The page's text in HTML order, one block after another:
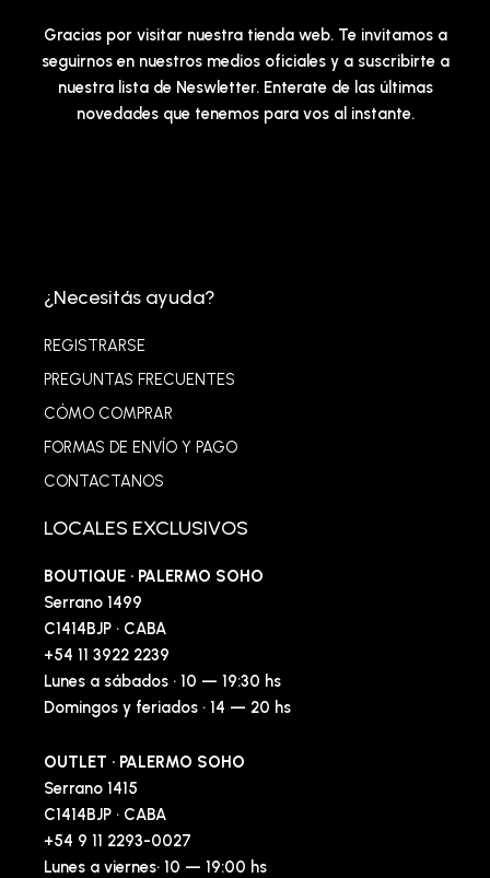
Gracias por visitar nuestra tienda web. Te invitamos a
seguirnos en nuestros medios oficiales y a suscribirte a
nuestra lista de Neswletter. Enterate de las últimas
novedades que tenemos para vos al instante.
¿Necesitás ayuda?
REGISTRARSE
PREGUNTAS FRECUENTES
CÓMO COMPRAR
FORMAS DE ENVÍO Y PAGO
CONTACTANOS
LOCALES EXCLUSIVOS
BOUTIQUE · PALERMO SOHO
Serrano 1499
C1414BJP · CABA
+54 11 3922 2239
Lunes a sábados · 10 — 19:30 hs
Domingos y feriados · 14 — 20 hs
OUTLET · PALERMO SOHO
Serrano 1415
C1414BJP · CABA
+54 9 11 2293-0027
Lunes a viernes· 10 — 19:00 hs